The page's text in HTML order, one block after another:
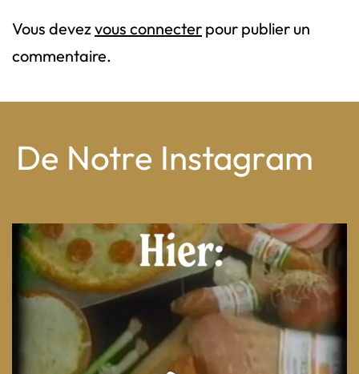
Vous devezvous connecter pour publier un
commentaire.
De Notre Instagram
From wood-paneled basements to candlelit condo...
8 0